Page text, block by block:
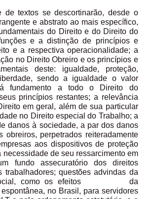
de textos se descortinarão, desde o
e abstrato ao mais específico,
do Direito e do Direito do
e a distinção de princípios e
e a respectiva operacionalidade; a
no Direito Obreiro e os princípios e
deste: igualdade, proteção,
sendo a igualdade o valor
fundamento a todo o Direito do
princípios restantes; a relevância
em geral, além de sua particular
no Direito especial do Trabalho; a
danos à sociedade, a par dos danos
obreiros, perpetrados reiteradamente
aos dispositivos de proteção
necessidade de seu ressarcimento em
fundo assecuratório dos direitos
questões advindas da
social, como os efeitos da
no Brasil, para servidores